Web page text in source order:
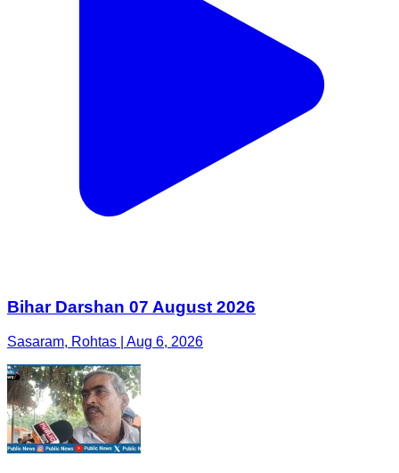
Bihar Darshan 07 August 2026
Sasaram, Rohtas | Aug 6, 2026